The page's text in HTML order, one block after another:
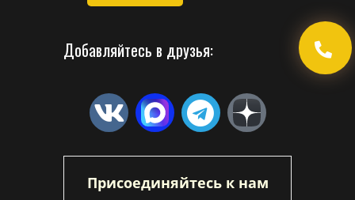
Добавляйтесь в друзья:
Присоединяйтесь к нам